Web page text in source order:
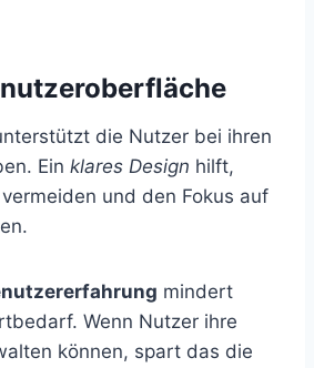
die Nutzer bei ihren
Ein klares Design hilft,
und den Fokus auf
mindert
Wenn Nutzer ihre
können, spart das die